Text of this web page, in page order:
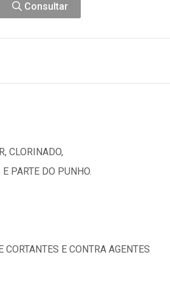
Consultar
CLORINADO,
PARTE DO PUNHO.
E CONTRA AGENTES